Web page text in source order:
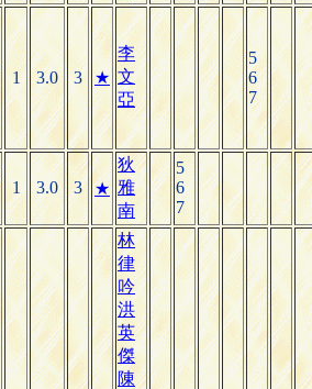
1 3.0 3 ★
李
文
亞
5
6
7
1 3.0 3 ★
狄
雅
南
5
6
7
林
律
吟
洪
英
傑
陳